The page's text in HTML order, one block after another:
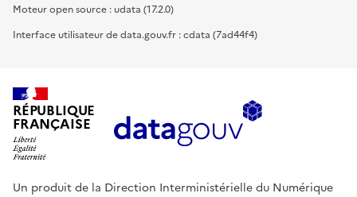
Moteur open source : udata (17.2.0)
Interface utilisateur de data.gouv.fr : cdata (7ad44f4)
RÉPUBLIQUE
FRANÇAISE
Un produit de la Direction Interministérielle du Numérique